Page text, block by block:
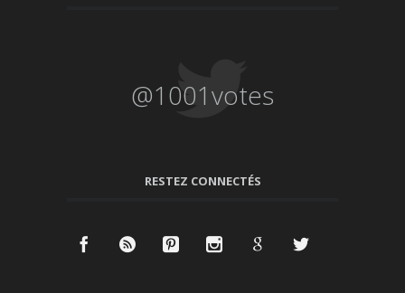
@1001votes
RESTEZ CONNECTÉS